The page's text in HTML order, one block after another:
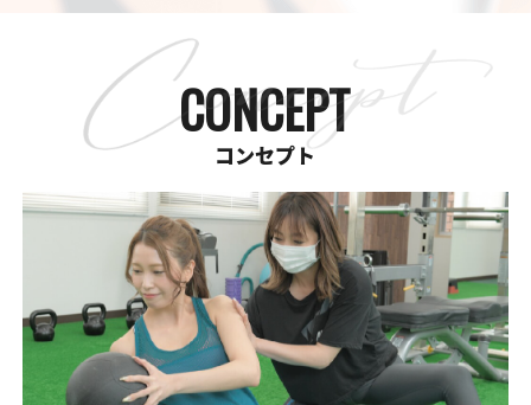
CONCEPT
コンセプト